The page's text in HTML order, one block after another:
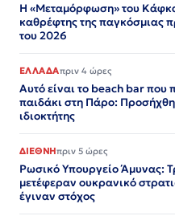
Η «Μεταμόρφωση» του
καθρέφτης της παγκόσμιας
του 2026
ΕΛΛΑΔΑπριν 4 ώρες
Αυτό είναι το beach bar που
παιδάκι στη Πάρο:
ιδιοκτήτης
ΔΙΕΘΝΗπριν 5 ώρες
Ρωσικό Υπουργείο Άμυνας:
μετέφεραν ουκρανικό
έγιναν στόχος